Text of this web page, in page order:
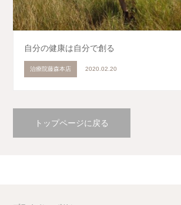
自分の健康は自分で創る
治療院藤森本店 2020.02.20
トップページに戻る